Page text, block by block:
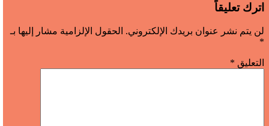
اترك تعليقاً
لن يتم نشر عنوان بريدك الإلكتروني. الحقول الإلزامية مشار إليها بـ
*
التعليق *